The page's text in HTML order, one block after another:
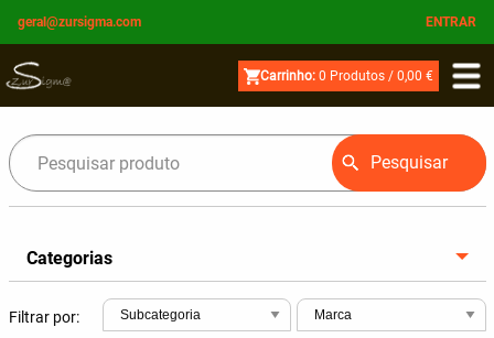
geral@zursigma.com ENTRAR
Carrinho: 0 Produtos / 0,00 €
Pesquisar
Categorias
Filtrar por: